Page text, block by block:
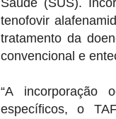
Saúde (SUS).
tenofovir
tratamento da
convencional e
“A incorporação
específicos, o